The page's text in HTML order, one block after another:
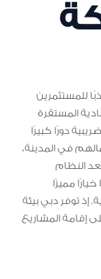
للمستثمرين
المستقرة
دورًا كبيرًا
في المدينة،
النظام
مميزًا
إذ توفر دبي بيئة
إقامة المشاريع